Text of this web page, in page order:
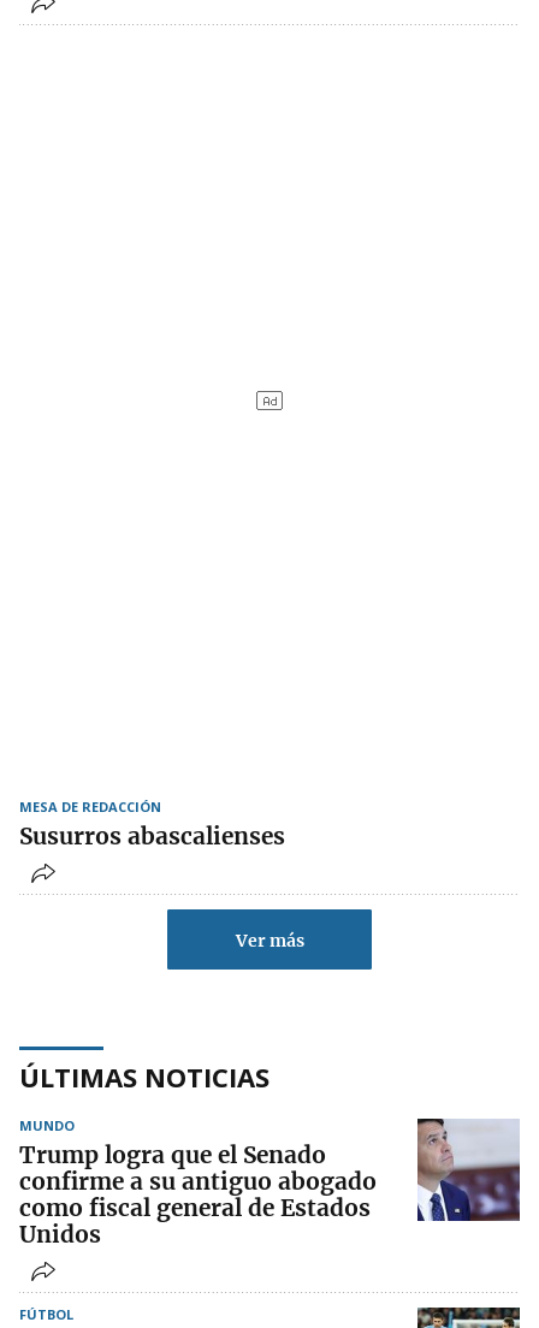
MESA DE REDACCIÓN
Susurros abascalienses
Ver más
ÚLTIMAS NOTICIAS
MUNDO
Trump logra que el Senado
confirme a su antiguo abogado
como fiscal general de Estados
Unidos
FÚTBOL